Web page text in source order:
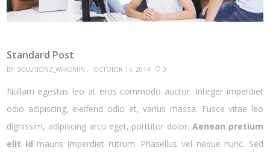
Standard Post
BY: SOLUTIONZ_WPADMIN OCTOBER 14, 2014 0
Nullam egestas leo at eros commodo auctor. Integer imperdiet
odio adipiscing, eleifend odio et, varius massa. Fusce vitae leo
dignissim, adipiscing arcu eget, porttitor dolor. Aenean pretium
elit id mauris imperdiet rutrum. Phasellus vel neque nunc. Sed